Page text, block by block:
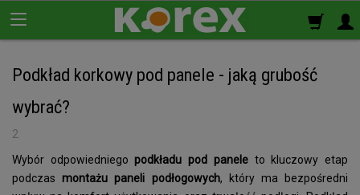
Rolki korkowe
Podkład korkowy pod panele - jaką grubość
wybrać?
2
Wybór odpowiedniegopodkładu pod paneleto kluczowy etap
podczasmontażu paneli podłogowych, który ma bezpośredni